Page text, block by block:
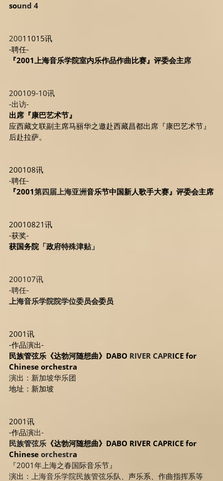
sound 4
20011015讯
-聘任-
『2001上海音乐学院室内乐作品作曲比赛』评委会主席
200109-10讯
-出访-
出席『康巴艺术节』
应西藏文联副主席马丽华之邀赴西藏昌都出席『康巴艺术节』
后赴拉萨。
200108讯
-聘任-
『2001第四届上海亚洲音乐节中国新人歌手大赛』评委会主席
20010821讯
-获奖-
获国务院「政府特殊津贴」
200107讯
-聘任-
上海音乐学院院学位委员会委员
2001讯
-作品演出-
民族管弦乐《达勃河随想曲》DABO RIVER CAPRICE for
Chinese orchestra
演出：新加坡华乐团
地址：新加坡
2001讯
-作品演出-
民族管弦乐《达勃河随想曲》DABO RIVER CAPRICE for
Chinese orchestra
『2001年上海之春国际音乐节』
演出： 上海音乐学院民族管弦乐队、声乐系、作曲指挥系等